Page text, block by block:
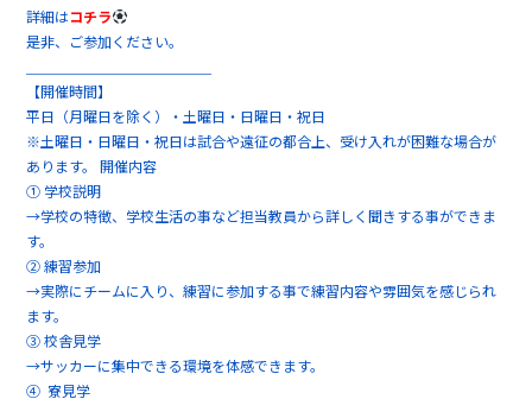
詳細はコチラ
是非、ご参加ください。
【開催時間】
平日（月曜日を除く）・土曜日・日曜日・祝日
※土曜日・日曜日・祝日は試合や遠征の都合上、受け入れが困難な場合が
あります。 開催内容
① 学校説明
→学校の特徴、学校生活の事など担当教員から詳しく聞きする事ができま
す。
② 練習参加
→実際にチームに入り、練習に参加する事で練習内容や雰囲気を感じられ
ます。
③ 校舎見学
→サッカーに集中できる環境を体感できます。
④ 寮見学